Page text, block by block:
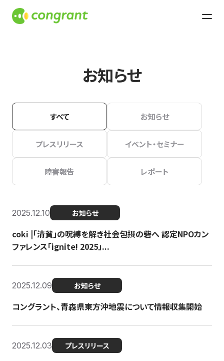
お知らせ
すべて お知らせ
プレスリリース イベント・セミナー
障害報告 レポート
2025.12.10 お知らせ
coki |「清貧」の呪縛を解き社会包摂の砦へ 認定NPOカン
ファレンス「ignite! 2025」...
2025.12.09 お知らせ
コングラント、青森県東方沖地震について情報収集開始
2025.12.03 プレスリリース